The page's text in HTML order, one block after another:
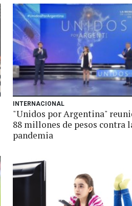
INTERNACIONAL
"Unidos por Argentina"
88 millones de pesos contra
pandemia